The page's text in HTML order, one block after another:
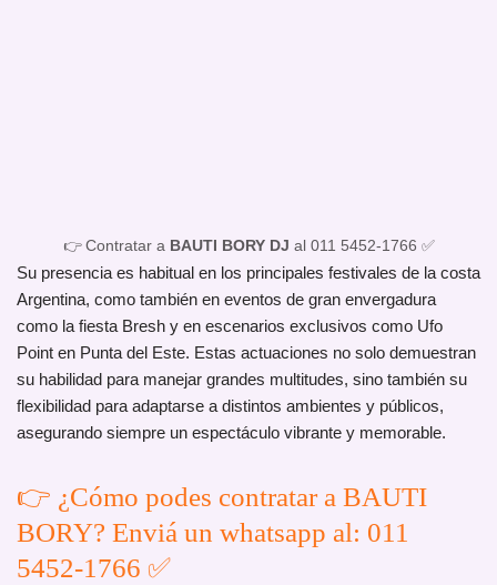
👉 Contratar a BAUTI BORY DJ al 011 5452-1766 ✅
Su presencia es habitual en los principales festivales de la costa
Argentina, como también en eventos de gran envergadura
como la fiesta Bresh y en escenarios exclusivos como Ufo
Point en Punta del Este. Estas actuaciones no solo demuestran
su habilidad para manejar grandes multitudes, sino también su
flexibilidad para adaptarse a distintos ambientes y públicos,
asegurando siempre un espectáculo vibrante y memorable.
👉 ¿Cómo podes contratar a BAUTI
BORY? Enviá un whatsapp al: 011
5452-1766 ✅